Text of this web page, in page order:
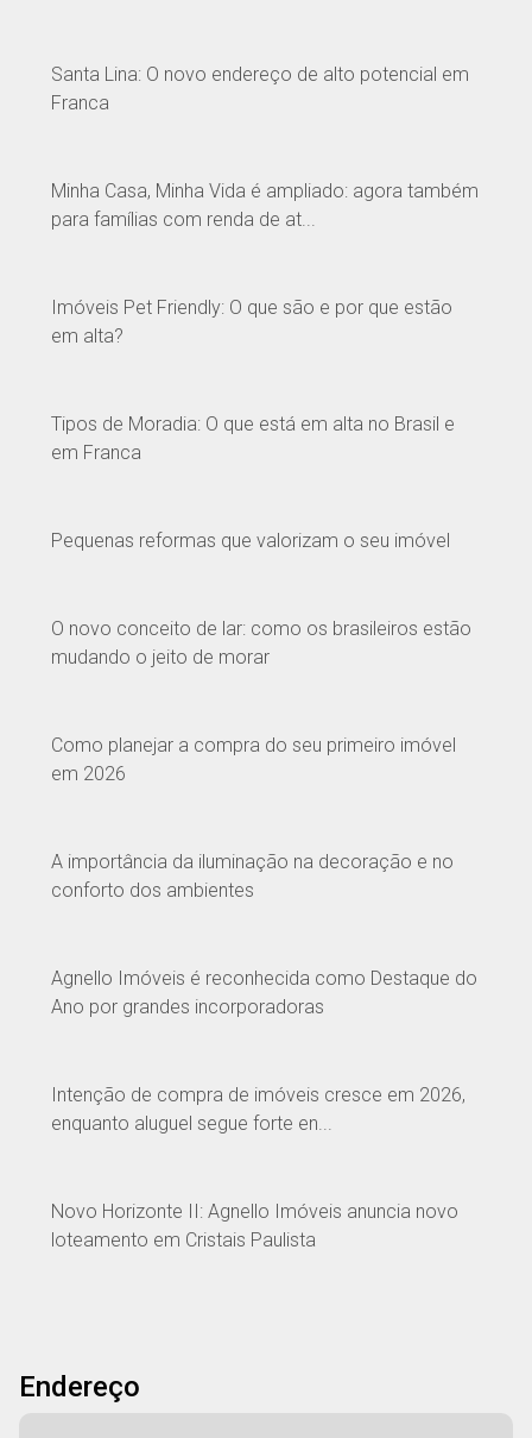
Santa Lina: O novo endereço de alto potencial em
Franca
Minha Casa, Minha Vida é ampliado: agora também
para famílias com renda de at...
Imóveis Pet Friendly: O que são e por que estão
em alta?
Tipos de Moradia: O que está em alta no Brasil e
em Franca
Pequenas reformas que valorizam o seu imóvel
O novo conceito de lar: como os brasileiros estão
mudando o jeito de morar
Como planejar a compra do seu primeiro imóvel
em 2026
A importância da iluminação na decoração e no
conforto dos ambientes
Agnello Imóveis é reconhecida como Destaque do
Ano por grandes incorporadoras
Intenção de compra de imóveis cresce em 2026,
enquanto aluguel segue forte en...
Novo Horizonte II: Agnello Imóveis anuncia novo
loteamento em Cristais Paulista
Endereço